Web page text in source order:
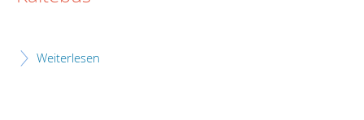
Weiterlesen